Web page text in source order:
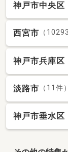
神戸市中央区
西宮市 （
神戸市兵庫区
淡路市 （11件）
神戸市垂水区